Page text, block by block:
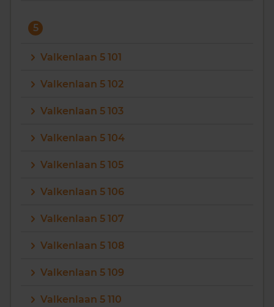
5
Valkenlaan 5 101
Valkenlaan 5 102
Valkenlaan 5 103
Valkenlaan 5 104
Valkenlaan 5 105
Valkenlaan 5 106
Valkenlaan 5 107
Valkenlaan 5 108
Valkenlaan 5 109
Valkenlaan 5 110